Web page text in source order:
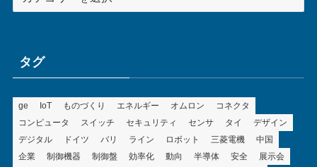
テ
ータグ
ge IoT ものづくり エネルギー オムロン
コネクタ
コンピュータ
スイッチ セキュリティ センサ タイ
デザイン
デジタル
ドイツ バリ ライン ロボット 三菱電機
中国
企業
制御機器 制御盤 効率化 動向 半導体 安全 展示会